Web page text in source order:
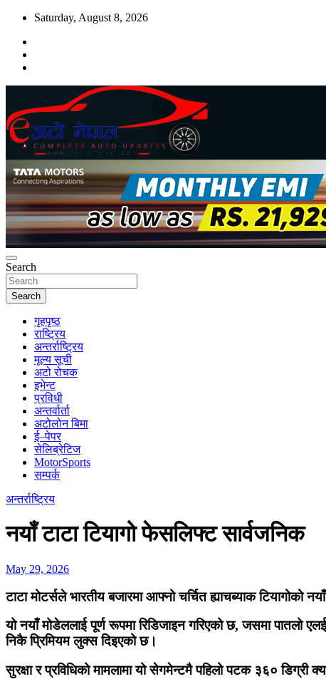
Skip
content
Saturday, August 8, 2026
Search
Search
गृहपृष्ठ
राष्ट्रिय
अन्तर्राष्ट्रिय
मूल्य सूची
अटो रोचक
इभेन्ट
प्रविधी
अन्तर्वार्ता
अटोलोन बिमा
ई–पेपर
सेलिब्रेटिज
MotorSports
सम्पर्क
अन्तर्राष्ट्रिय
नयाँ टाटा टियागो फेसलिफ्ट सार्वजनिक
May 29, 2026
टाटा मोटर्सले भारतीय बजारमा आफ्नो चर्चित ह्याचब्याक
यो नयाँ मोडेललाई पूर्ण रूपमा रिडिजाइन गरिएको छ, जसमा पातलो
निकै प्रिमियम लुक्स दिइएको छ।
सुरक्षा र प्रविधिको मामलामा यो सेगमेन्टमै पहिलो पटक ३६०